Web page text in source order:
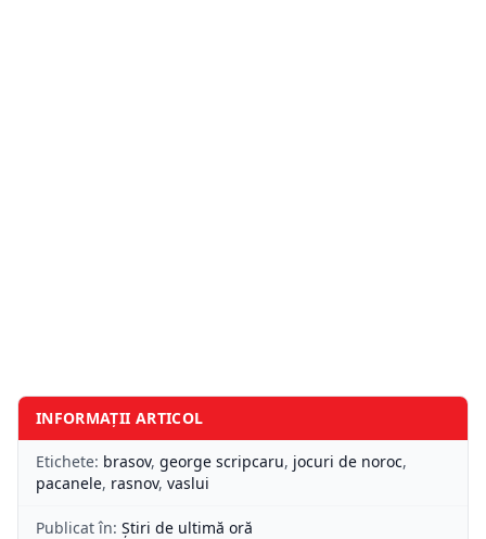
INFORMAȚII ARTICOL
Etichete: brasov, george scripcaru, jocuri de noroc,
pacanele, rasnov, vaslui
Publicat în: Știri de ultimă oră